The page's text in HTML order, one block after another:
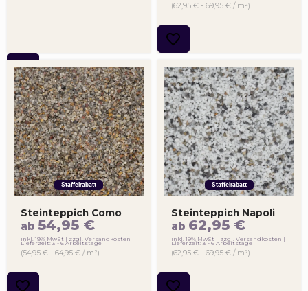
(62,95 € - 69,95 € / m²)
Staffelrabatt
Steinteppich Como
ab54,95 €
inkl. 19% MwSt zzgl. Versandkosten
Lieferzeit: 3 - 6 Arbeitstage
(54,95 € - 64,95 € / m²)
Staffelrabatt
Steinteppich Napoli
ab 62,95 €
inkl. 19% MwSt zzgl. Versandkosten
Lieferzeit: 3 - 6 Arbeitstage
(62,95 € - 69,95 € / m²)